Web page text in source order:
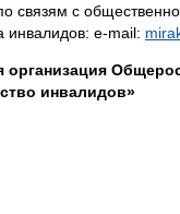
связям с
инвалидов: e-mail:
организация
инвалидов»